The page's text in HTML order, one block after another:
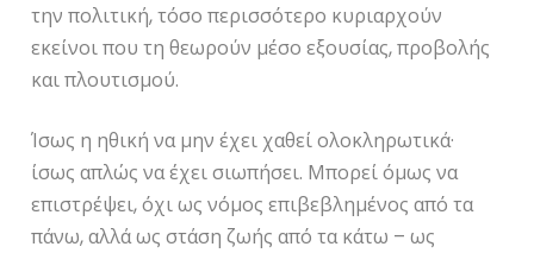
την πολιτική, τόσο περισσότερο κυριαρχούν
εκείνοι που τη θεωρούν μέσο εξουσίας, προβολής
και πλουτισμού.
Ίσως η ηθική να μην έχει χαθεί ολοκληρωτικά·
ίσως απλώς να έχει σιωπήσει. Μπορεί όμως να
επιστρέψει, όχι ως νόμος επιβεβλημένος από τα
πάνω, αλλά ως στάση ζωής από τα κάτω – ως